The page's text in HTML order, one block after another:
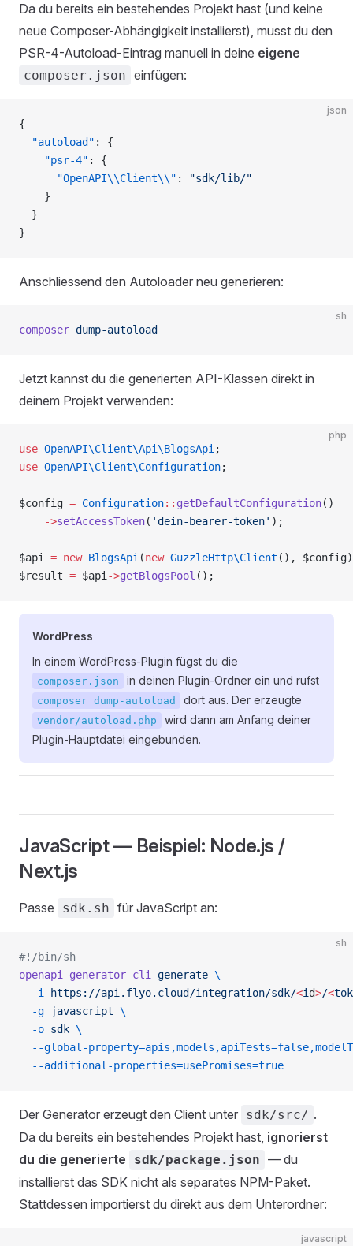
Da du bereits ein bestehendes Projekt hast (und keine
neue Composer-Abhängigkeit installierst), musst du den
PSR-4-Autoload-Eintrag manuell in deine eigene
composer.json einfügen:
json
{
  "autoload"
: {
    "psr-4"
: {
      "OpenAPI\\Client\\"
:
"sdk/lib/"
    }
  }
}
Anschliessend den Autoloader neu generieren:
sh
composer dump-autoload
Jetzt kannst du die generierten API-Klassen direkt in
deinem Projekt verwenden:
php
use OpenAPI\Client\Api\BlogsApi ;
use OpenAPI\Client\Configuration;
$config = Configuration:: getDefaultConfiguration()
    ->
setAccessToken( 'dein-bearer-token' );
$api = new BlogsApi (new GuzzleHttp\Client (),
$result = $api ->getBlogsPool ();
WordPress
In einem WordPress-Plugin fügst du die
composer.json in deinen Plugin-Ordner ein und rufst
composer dump-autoload dort aus. Der erzeugte
vendor/autoload.php
wird dann am Anfang deiner
Plugin-Hauptdatei eingebunden.
JavaScript — Beispiel: Node.js /
Next.js
Passe sdk.sh für JavaScript an:
sh
#!/bin/sh
openapi-generator-cli
generate \
  -i
https://api.flyo.cloud/integration/sdk/<i d>/<
  -g
javascript \
  -o
sdk \
--global-
  --additional-properties=usePromises=true
Der Generator erzeugt den Client unter sdk/src/ .
Da du bereits ein bestehendes Projekt hast, ignorierst
du die generierte
sdk/package.json — du
installierst das SDK nicht als separates NPM-Paket.
Stattdessen importierst du direkt aus dem Unterordner:
javascript